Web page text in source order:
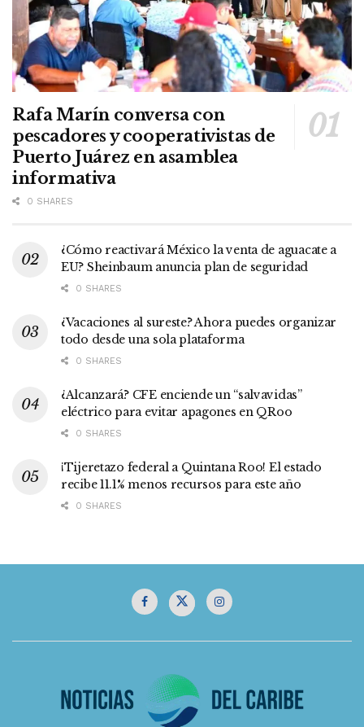
Rafa Marín conversa con
pescadores y cooperativistas de
Puerto Juárez en asamblea
informativa
0 SHARES
¿Cómo reactivará México la venta de aguacate a
EU? Sheinbaum anuncia plan de seguridad
0 SHARES
¿Vacaciones al sureste? Ahora puedes organizar
todo desde una sola plataforma
0 SHARES
¿Alcanzará? CFE enciende un “salvavidas”
eléctrico para evitar apagones en QRoo
0 SHARES
¡Tijeretazo federal a Quintana Roo! El estado
recibe 11.1% menos recursos para este año
0 SHARES